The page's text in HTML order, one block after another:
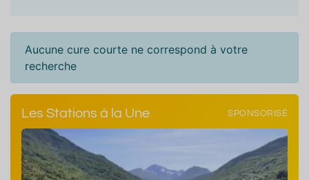
Aucune cure courte ne correspond à votre
recherche
Les Stations à la Une SPONSORISÉ